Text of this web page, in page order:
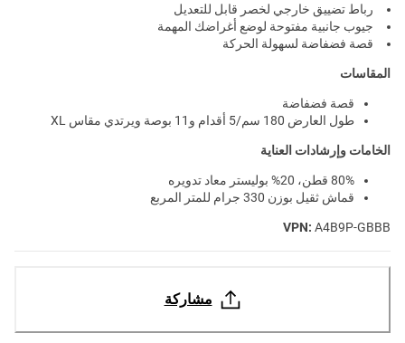
رباط تضييق خارجي لخصر قابل للتعديل
جيوب جانبية مفتوحة لوضع أغراضك المهمة
قصة فضفاضة لسهولة الحركة
المقاسات
قصة فضفاضة
طول العارض 180 سم/5 أقدام و11 بوصة ويرتدي مقاس XL
الخامات وإرشادات العناية
80% قطن، 20% بوليستر معاد تدويره
قماش ثقيل بوزن 330 جرام للمتر المربع
VPN: A4B9P-GBBB
مشاركة